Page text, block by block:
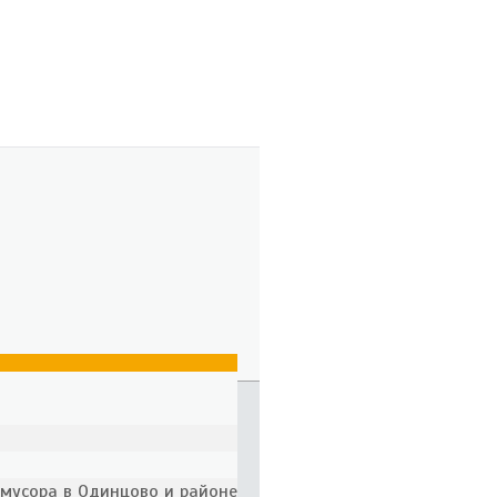
в Одинцово и районе